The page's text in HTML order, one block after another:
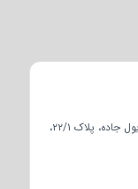
آتاکوی ۷-۸-۹-۱۰ قسم محله، چوبان‌چشمه E-5 یان یول جاده، پلاک ۲۲/۱،